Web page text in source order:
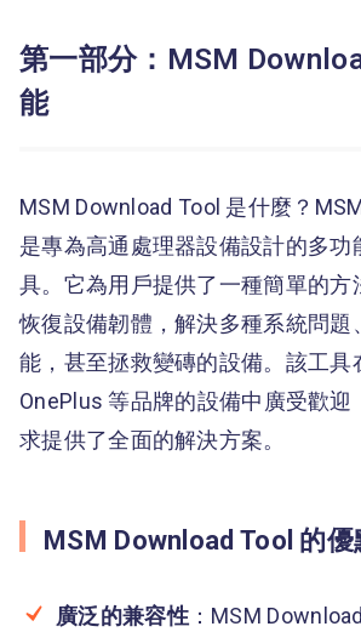
第一部分：MSM
能
MSM Download Tool 是什麼？
是專為高通處理器設備設計的多功
具。它為用戶提供了一種簡單的方
恢復設備韌體，解決多種系統問題
能，甚至拯救變磚的設備。該工具
OnePlus 等品牌的設備中廣受歡迎
求提供了全面的解決方案。
MSM Download Tool 的優
廣泛的兼容性：MSM